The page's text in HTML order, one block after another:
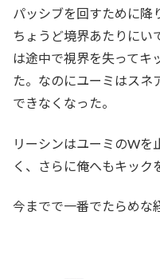
パッシブを回すために降
ちょうど境界あたりにい
は途中で視界を失ってキ
た。なのにユーミはスネ
できなくなった。
リーシンはユーミのWを
く、さらに俺へもキック
今までで一番でたらめな